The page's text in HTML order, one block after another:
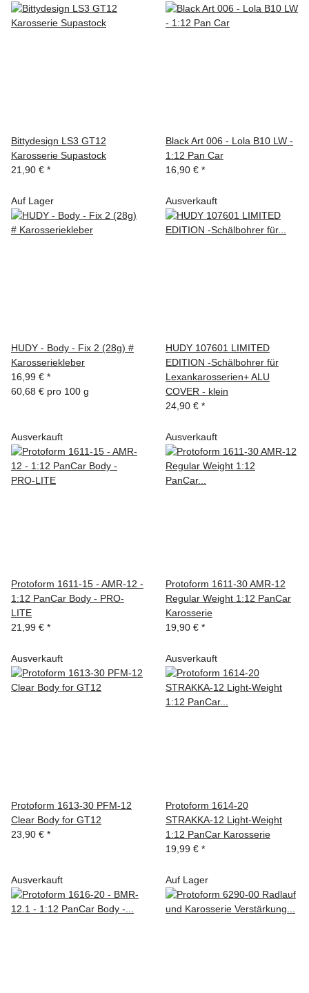
Bittydesign LS3 GT12
Karosserie Supastock
21,90 € *
Black Art 006 - Lola B10 LW -
1:12 Pan Car
16,90 € *
Auf Lager
HUDY - Body - Fix 2 (28g) #
Karosseriekleber
16,99 € *
60,68 € pro 100 g
Ausverkauft
HUDY 107601 LIMITED
EDITION -Schälbohrer für
Lexankarosserien+ ALU
COVER - klein
24,90 € *
Ausverkauft
Protoform 1611-15 - AMR-12 -
1:12 PanCar Body - PRO-
LITE
21,99 € *
Ausverkauft
Protoform 1611-30 AMR-12
Regular Weight 1:12 PanCar
Karosserie
19,90 € *
Ausverkauft
Protoform 1613-30 PFM-12
Clear Body for GT12
23,90 € *
Ausverkauft
Protoform 1614-20
STRAKKA-12 Light-Weight
1:12 PanCar Karosserie
19,99 € *
Ausverkauft Auf Lager